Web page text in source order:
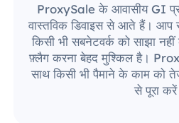
ProxySale के आवासीय GI
वास्तविक डिवाइस से आते हैं। आप
किसी भी सबनेटवर्क को साझा
फ़्लैग करना बेहद मुश्किल है।
साथ किसी भी पैमाने के काम को
से पूरा